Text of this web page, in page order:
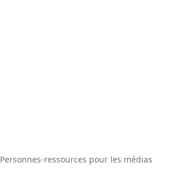
Personnes-ressources pour les médias